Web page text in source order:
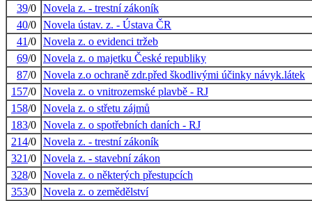
39/0 Novela z. - trestní zákoník
40/0 Novela ústav. z. - Ústava ČR
41/0 Novela z. o evidenci tržeb
69/0 Novela z. o majetku České republiky
87/0 Novela z.o ochraně zdr.před škodlivými účinky návyk.látek
157/0 Novela z. o vnitrozemské plavbě - RJ
158/0 Novela z. o střetu zájmů
183/0 Novela z. o spotřebních daních - RJ
214/0 Novela z. - trestní zákoník
321/0 Novela z. - stavební zákon
328/0 Novela z. o některých přestupcích
353/0 Novela z. o zemědělství